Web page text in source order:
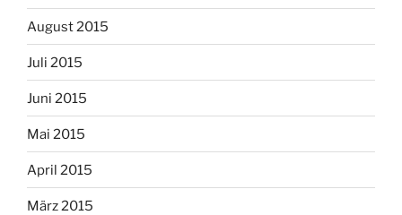
August 2015
Juli 2015
Juni 2015
Mai 2015
April 2015
März 2015